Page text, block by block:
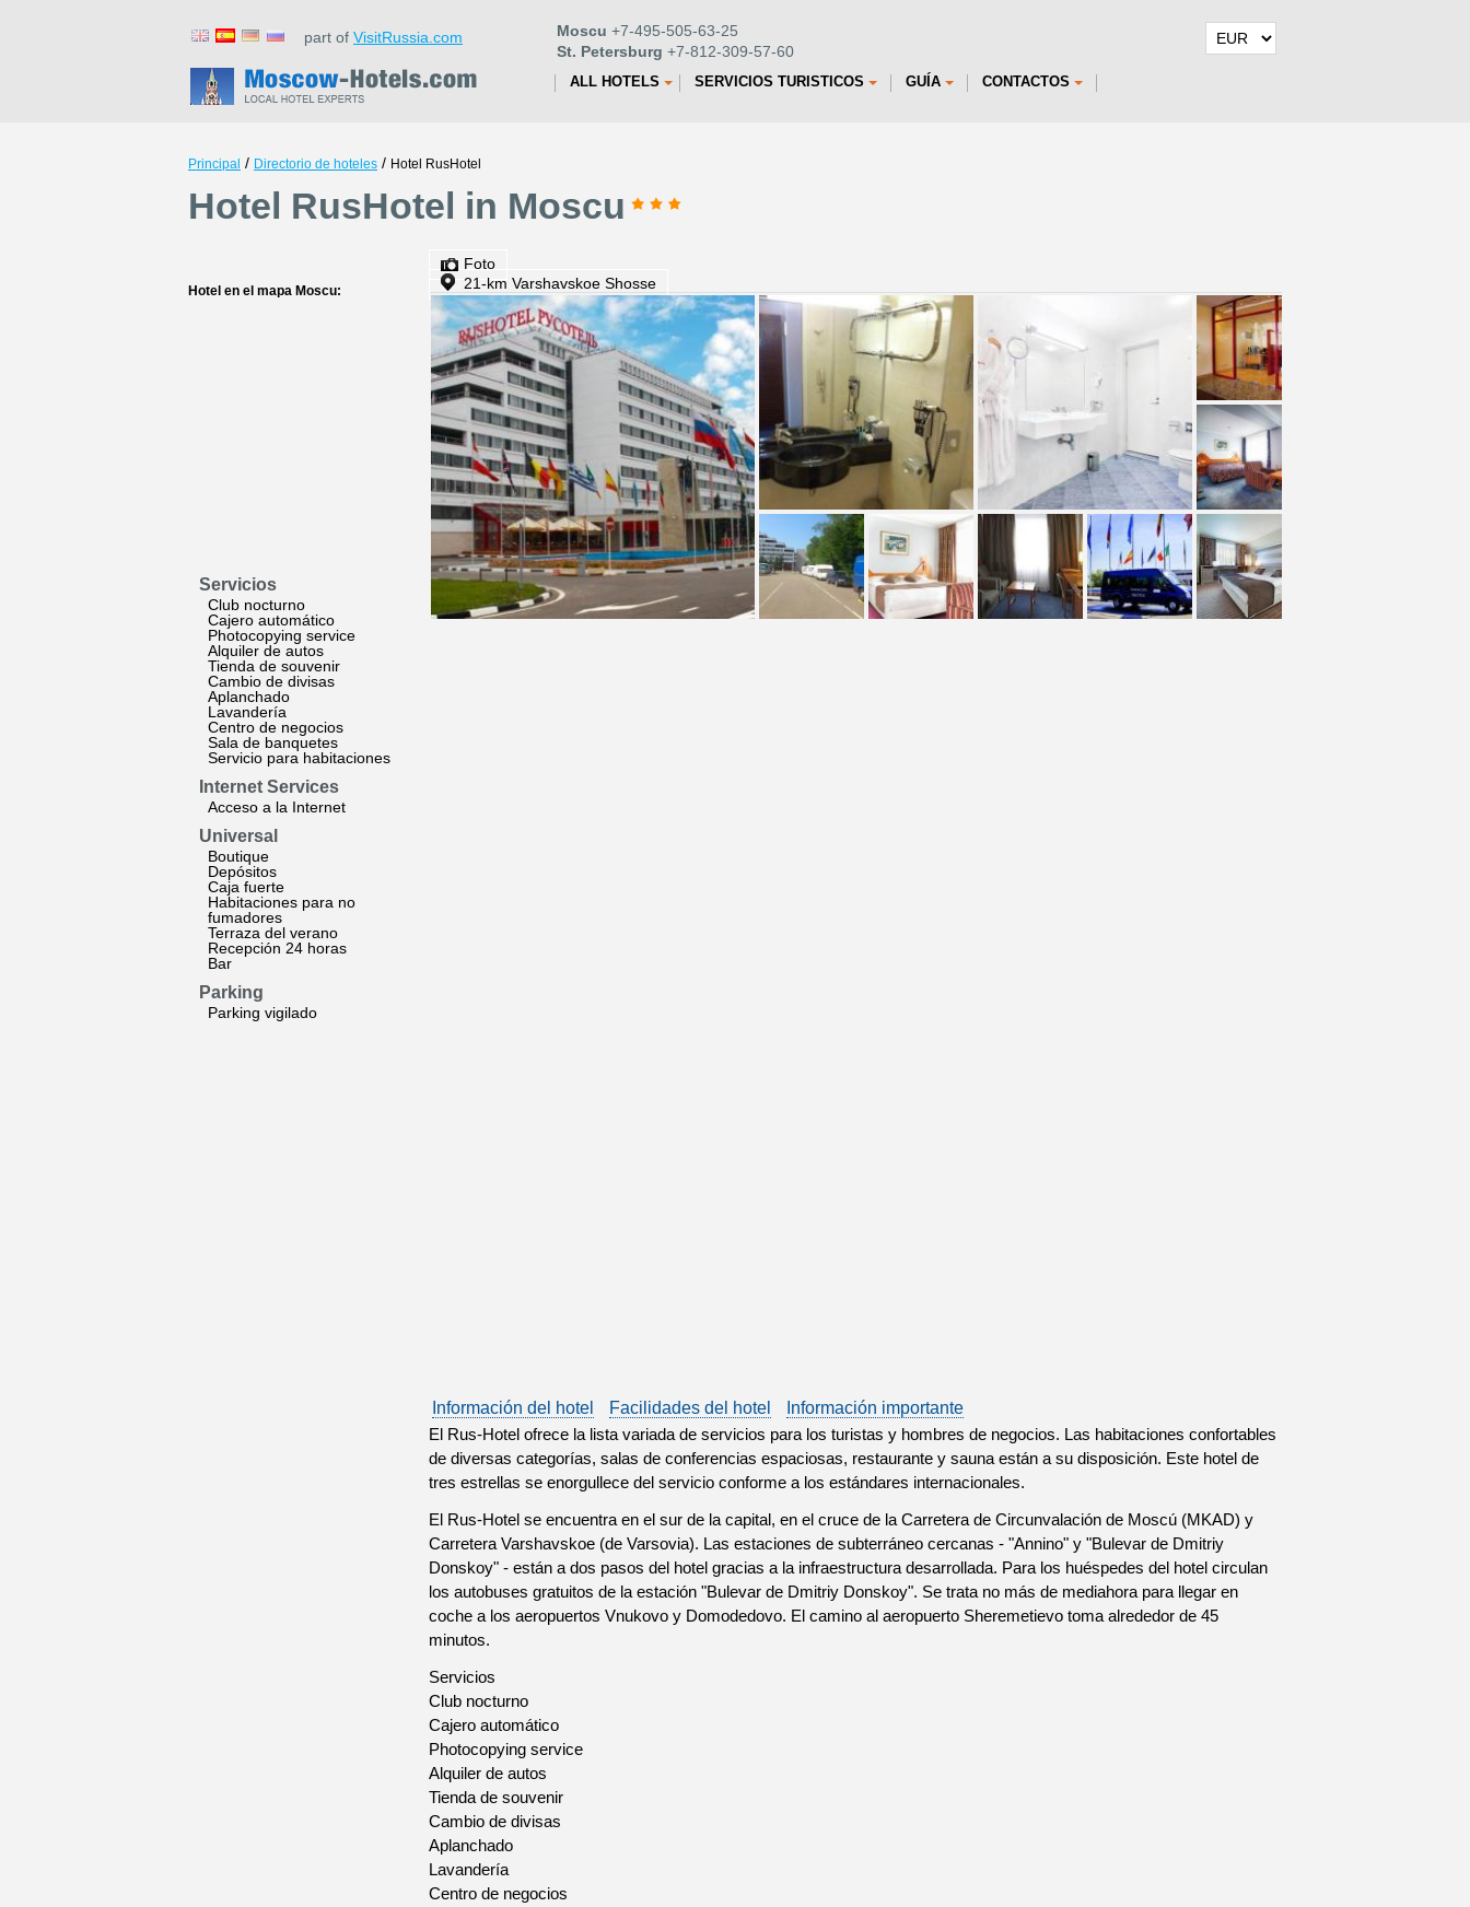
part of VisitRussia.com Moscu +7-495-505-63-25
St. Petersburg +7-812-309-57-60
ALL HOTELS SERVICIOS TURISTICOS GUÍA CONTACTOS
Principal / Directorio de hoteles / Hotel RusHotel
Hotel RusHotel in Moscu
Hotel en el mapa Moscu:
Servicios
Club nocturno
Cajero automático
Photocopying service
Alquiler de autos
Tienda de souvenir
Cambio de divisas
Aplanchado
Lavandería
Centro de negocios
Sala de banquetes
Servicio para habitaciones
Internet Services
Acceso a la Internet
Universal
Boutique
Depósitos
Caja fuerte
Habitaciones para no
fumadores
Terraza del verano
Recepción 24 horas
Bar
Parking
Parking vigilado
Foto
21-km Varshavskoe Shosse
Información del hotel Facilidades del hotel
Información importante
El Rus-Hotel ofrece la lista variada de servicios para los turistas y hombres de negocios. Las habitaciones confortables
de diversas categorías, salas de conferencias espaciosas, restaurante y sauna están a su disposición. Este hotel de
tres estrellas se enorgullece del servicio conforme a los estándares internacionales.
El Rus-Hotel se encuentra en el sur de la capital, en el cruce de la Carretera de Circunvalación de Moscú (MKAD) y
Carretera Varshavskoe (de Varsovia). Las estaciones de subterráneo cercanas - "Annino" y "Bulevar de Dmitriy
Donskoy" - están a dos pasos del hotel gracias a la infraestructura desarrollada. Para los huéspedes del hotel circulan
los autobuses gratuitos de la estación "Bulevar de Dmitriy Donskoy". Se trata no más de mediahora para llegar en
coche a los aeropuertos Vnukovo y Domodedovo. El camino al aeropuerto Sheremetievo toma alrededor de 45
minutos.
Servicios
Club nocturno
Cajero automático
Photocopying service
Alquiler de autos
Tienda de souvenir
Cambio de divisas
Aplanchado
Lavandería
Centro de negocios